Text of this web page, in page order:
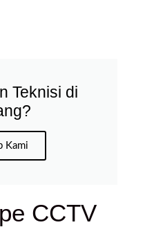
Teknisi di
Kami
CCTV